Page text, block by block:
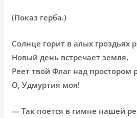
(Показ герба.)
Солнце горит в алых гроздьях
Новый день встречает земля,
Реет твой Флаг над простором
О, Удмуртия моя!
— Так поется в гимне нашей